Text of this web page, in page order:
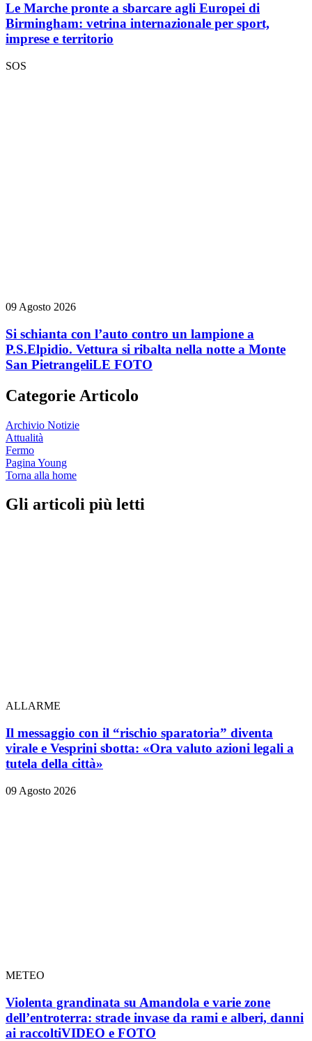
Le Marche pronte a sbarcare agli Europei di
Birmingham: vetrina internazionale per sport,
imprese e territorio
SOS
09 Agosto 2026
Si schianta con l’auto contro un lampione a
P.S.Elpidio. Vettura si ribalta nella notte a Monte
San PietrangeliLE FOTO
Categorie Articolo
Archivio Notizie
Attualità
Fermo
Pagina Young
Torna alla home
Gli articoli più letti
ALLARME
Il messaggio con il “rischio sparatoria” diventa
virale e Vesprini sbotta: «Ora valuto azioni legali a
tutela della città»
09 Agosto 2026
METEO
Violenta grandinata su Amandola e varie zone
dell’entroterra: strade invase da rami e alberi, danni
ai raccoltiVIDEO e FOTO